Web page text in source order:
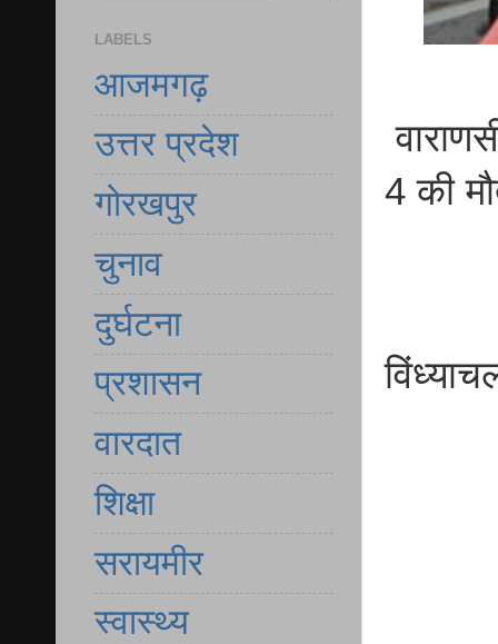
4 की
LABELS
आजमगढ़
उत्तर प्रदेश
गोरखपुर
चुनाव
दुर्घटना
प्रशासन
वारदात
शिक्षा
सरायमीर
स्वास्थ्य